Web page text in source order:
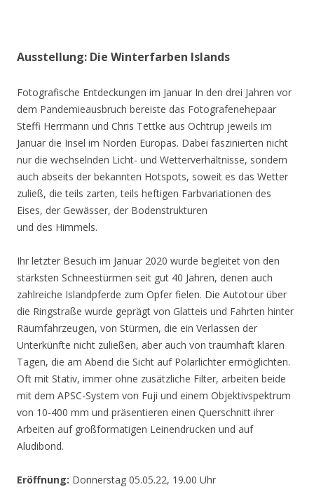
Ausstellung: Die Winterfarben Islands
Fotografische Entdeckungen im Januar In den drei Jahren vor
dem Pandemieausbruch bereiste das Fotografenehepaar
Steffi Herrmann und Chris Tettke aus Ochtrup jeweils im
Januar die Insel im Norden Europas. Dabei faszinierten nicht
nur die wechselnden Licht- und Wetterverhältnisse, sondern
auch abseits der bekannten Hotspots, soweit es das Wetter
zuließ, die teils zarten, teils heftigen Farbvariationen des
Eises, der Gewässer, der Bodenstrukturen
und des Himmels.
Ihr letzter Besuch im Januar 2020 wurde begleitet von den
stärksten Schneestürmen seit gut 40 Jahren, denen auch
zahlreiche Islandpferde zum Opfer fielen. Die Autotour über
die Ringstraße wurde geprägt von Glatteis und Fahrten hinter
Räumfahrzeugen, von Stürmen, die ein Verlassen der
Unterkünfte nicht zuließen, aber auch von traumhaft klaren
Tagen, die am Abend die Sicht auf Polarlichter ermöglichten.
Oft mit Stativ, immer ohne zusätzliche Filter, arbeiten beide
mit dem APSC-System von Fuji und einem Objektivspektrum
von 10-400 mm und präsentieren einen Querschnitt ihrer
Arbeiten auf großformatigen Leinendrucken und auf
Aludibond.
Eröffnung: Donnerstag 05.05.22, 19.00 Uhr